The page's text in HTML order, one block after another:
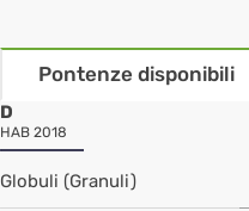
Pontenze disponibili
D
HAB 2018
Globuli (Granuli)